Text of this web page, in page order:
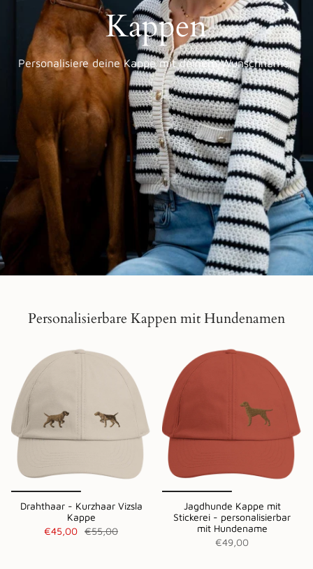
Kappen
Personalisiere deine Kappe mit deinem Wunschnamen
Personalisierbare Kappen mit Hundenamen
Drahthaar - Kurzhaar Vizsla
Kappe
€45,00 €55,00
Jagdhunde Kappe mit
Stickerei - personalisierbar
mit Hundename
€49,00